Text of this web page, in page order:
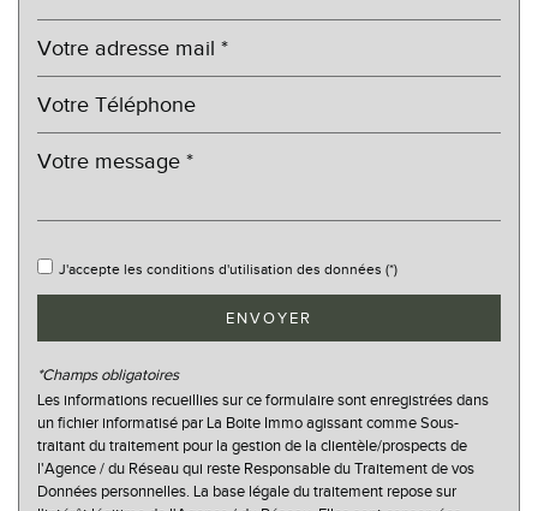
Habitants de plus de 55 ans
Familles sans enfant
54,29 %
Familles avec 1 ou 2 enfants
Familles avec 3 enfants
J'accepte les conditions d'utilisation des données (*)
ENVOYER
*Champs obligatoires
Les informations recueillies sur ce formulaire sont enregistrées dans
un fichier informatisé par La Boite Immo agissant comme Sous-
traitant du traitement pour la gestion de la clientèle/prospects de
l'Agence / du Réseau qui reste Responsable du Traitement de vos
Données personnelles. La base légale du traitement repose sur